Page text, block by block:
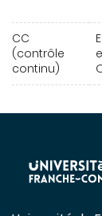
CC
(contrôle
continu)